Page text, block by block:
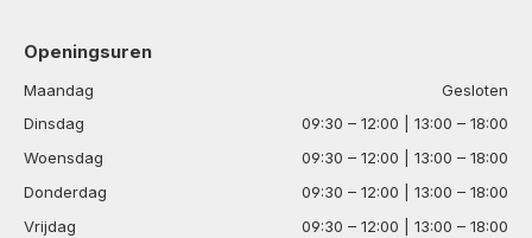
Openingsuren
Maandag
Gesloten
Dinsdag
09:30 – 12:00 | 13:00 – 18:00
Woensdag
09:30 – 12:00 | 13:00 – 18:00
Donderdag
09:30 – 12:00 | 13:00 – 18:00
Vrijdag
09:30 – 12:00 | 13:00 – 18:00